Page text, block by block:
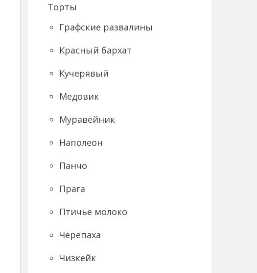
Торты
Графские развалины
Красный бархат
Кучерявый
Медовик
Муравейник
Наполеон
Панчо
Прага
Птичье молоко
Черепаха
Чизкейк